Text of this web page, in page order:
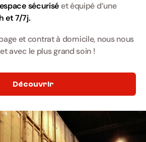
espace sécuriséet équipé d’une
et 7/7j.
et contrat à domicile, nous nous
et avec le plus grand soin !
Découvrir